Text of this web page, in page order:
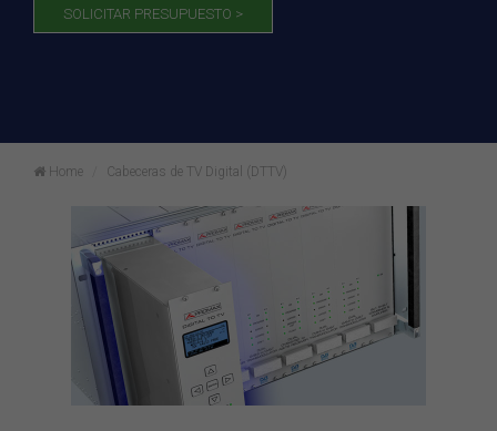
SOLICITAR PRESUPUESTO >
Home Cabeceras de TV Digital (DTTV)